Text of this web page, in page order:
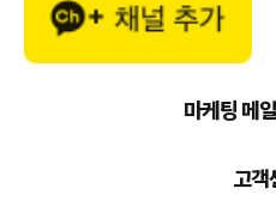
마케팅 메
고객